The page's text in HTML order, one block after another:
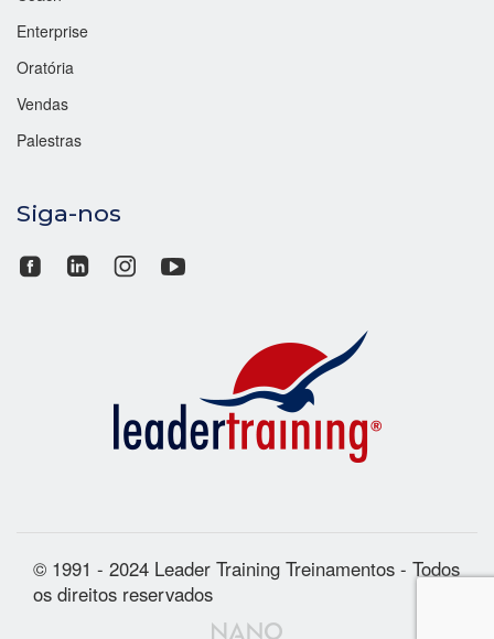
Enterprise
Oratória
Vendas
Palestras
Siga-nos
© 1991 - 2024 Leader Training Treinamentos - Todos
os direitos reservados